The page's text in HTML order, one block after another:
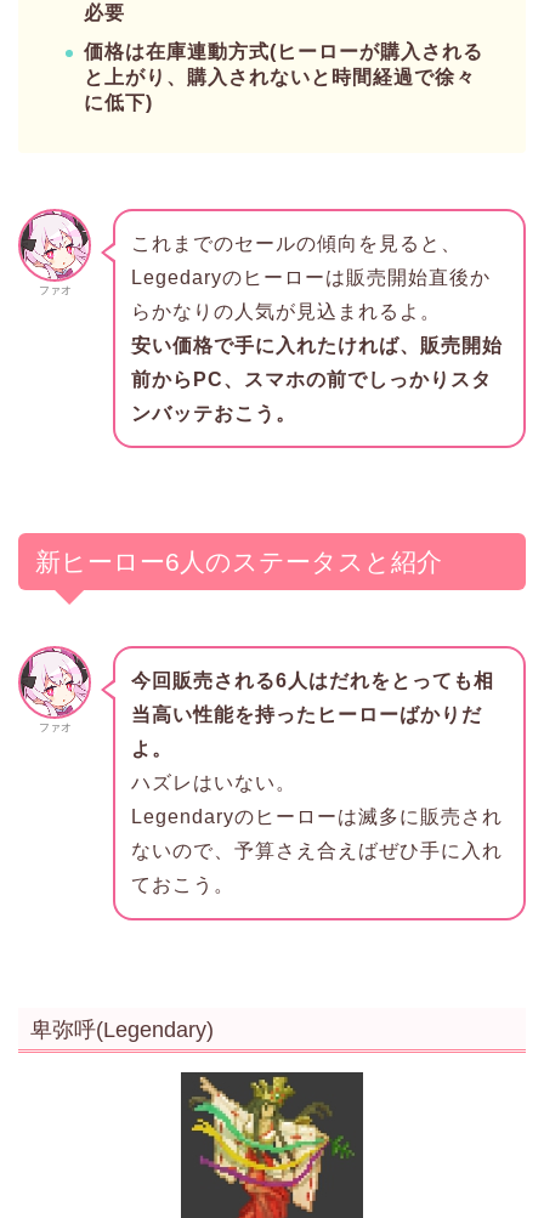
必要
価格は在庫連動方式(ヒーローが購入される
と上がり、購入されないと時間経過で徐々
に低下)
ファオ
これまでのセールの傾向を見ると、
Legedaryのヒーローは販売開始直後か
らかなりの人気が見込まれるよ。
安い価格で手に入れたければ、販売開始
前からPC、スマホの前でしっかりスタ
ンバッテおこう。
新ヒーロー6人のステータスと紹介
ファオ
今回販売される6人はだれをとっても相
当高い性能を持ったヒーローばかりだ
よ。
ハズレはいない。
Legendaryのヒーローは滅多に販売され
ないので、予算さえ合えばぜひ手に入れ
ておこう。
卑弥呼(Legendary)